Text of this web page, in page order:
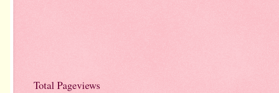
Total Pageviews